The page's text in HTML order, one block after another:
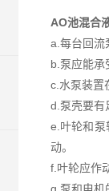
AO池混合
a.每台回流
b.泵应能承
c.水泵装置
d.泵壳要有
e.叶轮和泵
动。
f.叶轮应作